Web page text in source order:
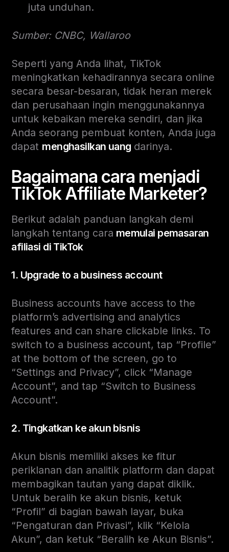
juta unduhan.
Sumber: CNBC, Wallaroo
Seperti yang Anda lihat, TikTok
meningkatkan kehadirannya secara online
secara besar-besaran, tidak heran merek
dan perusahaan ingin menggunakannya
untuk kebaikan mereka sendiri, dan jika
Anda seorang pembuat konten, Anda juga
dapat menghasilkan uang darinya.
Bagaimana cara menjadi
TikTok Affiliate Marketer?
Berikut adalah panduan langkah demi
langkah tentang cara memulai pemasaran
afiliasi di TikTok
1. Upgrade to a business account
Business accounts have access to the
platform’s advertising and analytics
features and can share clickable links. To
switch to a business account, tap “Profile”
at the bottom of the screen, go to
“Settings and Privacy”, click “Manage
Account”, and tap “Switch to Business
Account”.
2. Tingkatkan ke akun bisnis
Akun bisnis memiliki akses ke fitur
periklanan dan analitik platform dan dapat
membagikan tautan yang dapat diklik.
Untuk beralih ke akun bisnis, ketuk
“Profil” di bagian bawah layar, buka
“Pengaturan dan Privasi”, klik “Kelola
Akun”, dan ketuk “Beralih ke Akun Bisnis”.